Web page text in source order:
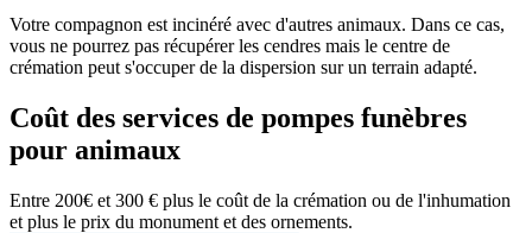
Votre compagnon est incinéré avec d'autres animaux. Dans ce cas,
vous ne pourrez pas récupérer les cendres mais le centre de
crémation peut s'occuper de la dispersion sur un terrain adapté.
Coût des services de pompes funèbres
pour animaux
Entre 200€ et 300 € plus le coût de la crémation ou de l'inhumation
et plus le prix du monument et des ornements.